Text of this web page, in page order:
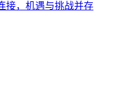
接，机遇与挑战并存